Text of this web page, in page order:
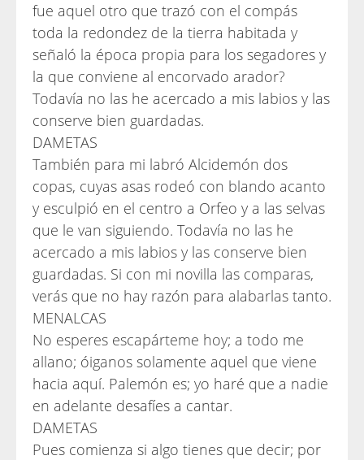
fue aquel otro que trazó con el compás
toda la redondez de la tierra habitada y
señaló la época propia para los segadores y
la que conviene al encorvado arador?
Todavía no las he acercado a mis labios y las
conserve bien guardadas.
DAMETAS
También para mi labró Alcidemón dos
copas, cuyas asas rodeó con blando acanto
y esculpió en el centro a Orfeo y a las selvas
que le van siguiendo. Todavía no las he
acercado a mis labios y las conserve bien
guardadas. Si con mi novilla las comparas,
verás que no hay razón para alabarlas tanto.
MENALCAS
No esperes escapárteme hoy; a todo me
allano; óiganos solamente aquel que viene
hacia aquí. Palemón es; yo haré que a nadie
en adelante desafíes a cantar.
DAMETAS
Pues comienza si algo tienes que decir; por